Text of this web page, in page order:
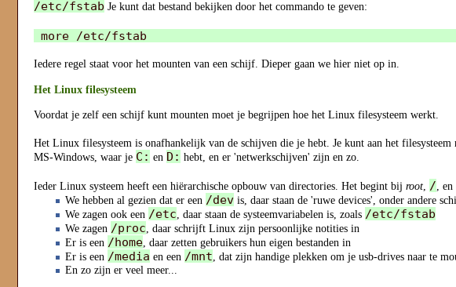
/etc/fstab Je kunt dat bestand bekijken door het commando te geven:
Iedere regel staat voor het mounten van een schijf. Dieper gaan we hier niet op in.
Het Linux filesysteem
Voordat je zelf een schijf kunt mounten moet je begrijpen hoe het Linux filesysteem werkt.
Het Linux filesysteem is onafhankelijk van de schijven die je hebt. Je kunt aan het
MS-Windows, waar je C: en D: hebt, en er 'netwerkschijven' zijn en zo.
Ieder Linux systeem heeft een hiërarchische opbouw van directories. Het begint bijroot, /, en
We hebben al gezien dat er een /dev is, daar staan de 'ruwe devices', onder andere
We zagen ook een /etc, daar staan de systeemvariabelen is, zoals /etc/fstab
We zagen /proc, daar schrijft Linux zijn persoonlijke notities in
Er is een /home, daar zetten gebruikers hun eigen bestanden in
Er is een /media en een /mnt, dat zijn handige plekken om je usb-drives naar te
En zo zijn er veel meer...